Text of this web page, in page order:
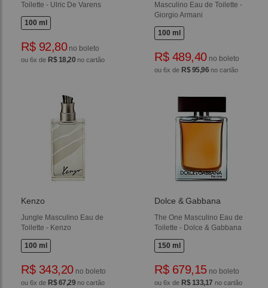
Toilette - Ulric De Varens
100 ml
R$ 92,80no boleto
ou 6x de R$ 18,20 no cartão
Masculino Eau de Toilette -
Giorgio Armani
100 ml
R$ 489,40no boleto
ou 6x de R$ 95,96 no cartão
Kenzo
Jungle Masculino Eau de
Toilette - Kenzo
100 ml
R$ 343,20no boleto
ou 6x de R$ 67,29 no cartão
Dolce & Gabbana
The One Masculino Eau de
Toilette - Dolce & Gabbana
150 ml
R$ 679,15no boleto
ou 6x de R$ 133,17 no cartão